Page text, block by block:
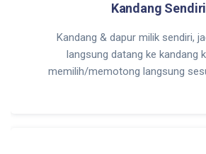
Kandang Sendiri
Kandang & dapur milik sendiri,
langsung datang ke kandang
memilih/memotong langsung